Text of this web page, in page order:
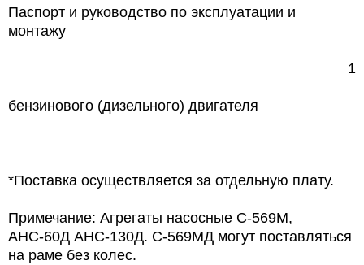
Паспорт и руководство по эксплуатации и
монтажу
1
бензинового (дизельного) двигателя
*Поставка осуществляется за отдельную плату.
Примечание: Агрегаты насосные С-569М,
АНС-60Д АНC-130Д. С-569МД могут поставляться
на раме без колес.